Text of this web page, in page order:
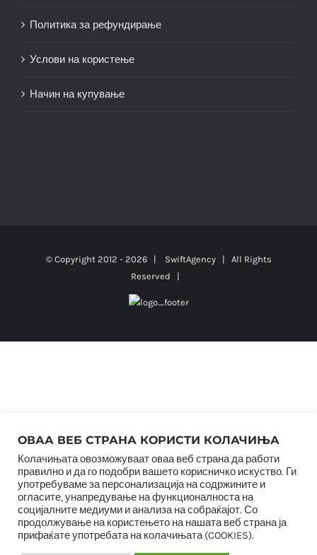
Политика за рефундирање
Услови на користење
Начин на купување
© Copyright 2012 - 2026 | SwiftAgency| All Rights
Reserved |
ОВАА ВЕБ СТРАНА КОРИСТИ КОЛАЧИЊА
Колачињата овозможуваат оваа веб страна да работи
правилно и да го подобри вашето корисничко искуство. Ги
употребуваме за персонализација на содржините и
огласите, унапредување на функционалноста на
социјалните медиуми и анализа на собраќајот. Со
продолжување на користењето на нашата веб страна ја
прифаќате употребата на колачињата (COOKIES).